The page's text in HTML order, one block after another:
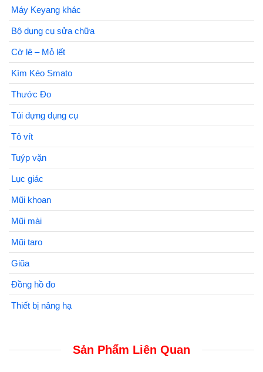
Máy Keyang khác
Bộ dụng cụ sửa chữa
Cờ lê – Mỏ lết
Kìm Kéo Smato
Thước Đo
Túi đựng dụng cụ
Tô vít
Tuýp vặn
Lục giác
Mũi khoan
Mũi mài
Mũi taro
Giũa
Đồng hồ đo
Thiết bị nâng hạ
Sản Phẩm Liên Quan